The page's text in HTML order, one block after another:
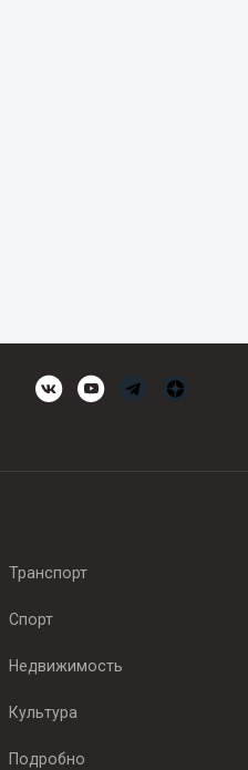
Транспорт
Спорт
Недвижимость
Культура
Подробно